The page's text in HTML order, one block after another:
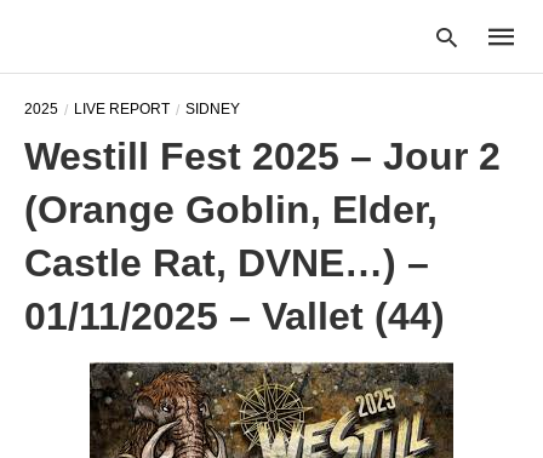
2025 LIVE REPORT SIDNEY
Westill Fest 2025 – Jour 2
(Orange Goblin, Elder,
Castle Rat, DVNE…) –
01/11/2025 – Vallet (44)